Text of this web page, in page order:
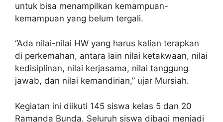
untuk bisa menampilkan kemampuan-
kemampuan yang belum tergali.
“Ada nilai-nilai HW yang harus kalian terapkan
di perkemahan, antara lain nilai ketakwaan, nilai
kedisiplinan, nilai kerjasama, nilai tanggung
jawab, dan nilai kemandirian,” ujar Mursiah.
Kegiatan ini diikuti 145 siswa kelas 5 dan 20
Ramanda Bunda. Seluruh siswa dibagi menjadi